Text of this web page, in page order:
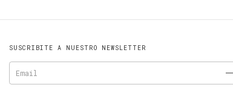
SUSCRIBITE A NUESTRO NEWSLETTER